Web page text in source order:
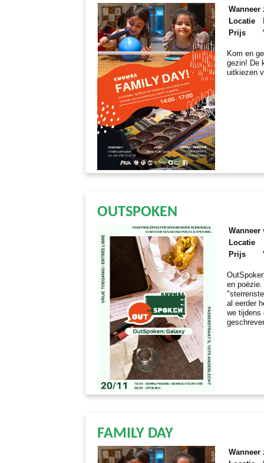
Wanneer
Locatie
Prijs
Kom en
gezin! De
uitkiezen
OUTSPOKEN
Wanneer
Locatie
Prijs
en
al eerder
we tijdens
FAMILY DAY
Wanneer